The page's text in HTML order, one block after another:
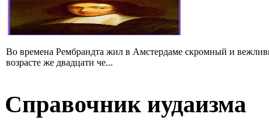
Во времена Рембрандта жил в Амстердаме скромный и
возрасте же двадцати че...
Справочник иудаизма